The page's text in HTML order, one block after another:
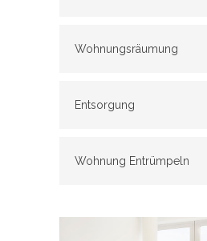
Wohnungsräumung
Entsorgung
Wohnung Entrümpeln